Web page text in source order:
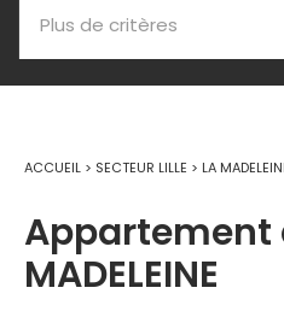
ACCUEIL > SECTEUR LILLE > LA
Appartement
MADELEINE